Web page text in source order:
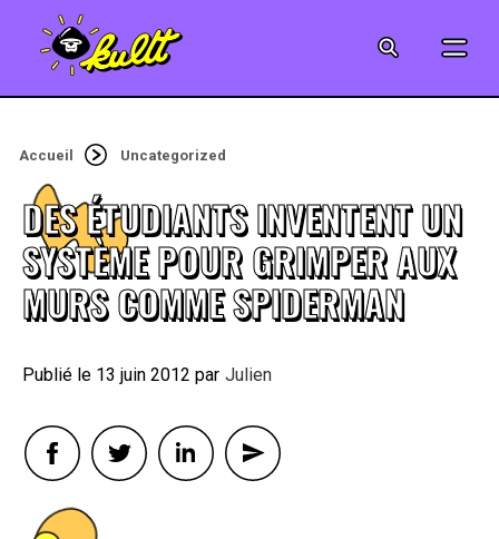
MUSIQUE
CRÉATION
ART
JEUX-VIDÉO
VINTAGE
Accueil Uncategorized
DES ÉTUDIANTS INVENTENT UN
SYSTÈME POUR GRIMPER AUX
MURS COMME SPIDERMAN
13 juin 2012 By Julien